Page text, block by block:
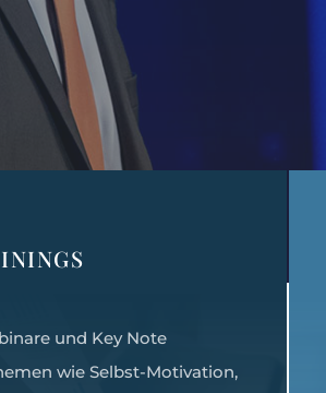
und Key Note
wie Selbst-Motivation,